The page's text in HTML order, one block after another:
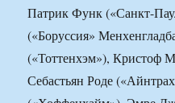
Патрик Функ («Санкт-
(«Боруссия»
(«Тоттенхэм»), Кристоф
Себастьян Роде